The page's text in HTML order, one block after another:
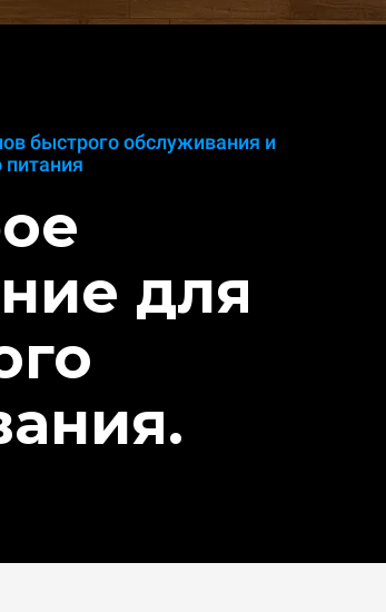
быстрого обслуживания и
питания
для